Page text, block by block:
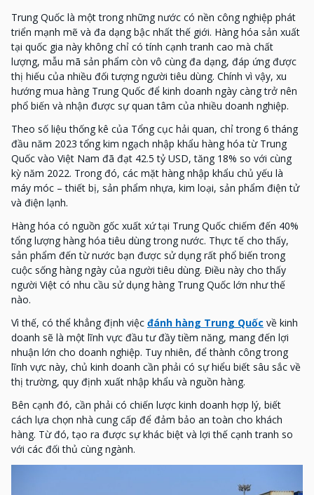
Trung Quốc là một trong những nước có nền công nghiệp phát
triển mạnh mẽ và đa dạng bậc nhất thế giới. Hàng hóa sản xuất
tại quốc gia này không chỉ có tính cạnh tranh cao mà chất
lượng, mẫu mã sản phẩm còn vô cùng đa dạng, đáp ứng được
thị hiếu của nhiều đối tượng người tiêu dùng. Chính vì vậy, xu
hướng mua hàng Trung Quốc để kinh doanh ngày càng trở nên
phổ biến và nhận được sự quan tâm của nhiều doanh nghiệp.
Theo số liệu thống kê của Tổng cục hải quan, chỉ trong 6 tháng
đầu năm 2023 tổng kim ngạch nhập khẩu hàng hóa từ Trung
Quốc vào Việt Nam đã đạt 42.5 tỷ USD, tăng 18% so với cùng
kỳ năm 2022. Trong đó, các mặt hàng nhập khẩu chủ yếu là
máy móc – thiết bị, sản phẩm nhựa, kim loại, sản phẩm điện tử
và điện lạnh.
Hàng hóa có nguồn gốc xuất xứ tại Trung Quốc chiếm đến 40%
tổng lượng hàng hóa tiêu dùng trong nước. Thực tế cho thấy,
sản phẩm đến từ nước bạn được sử dụng rất phổ biến trong
cuộc sống hàng ngày của người tiêu dùng. Điều này cho thấy
người Việt có nhu cầu sử dụng hàng Trung Quốc lớn như thế
nào.
Vì thế, có thể khẳng định việc đánh hàng Trung Quốc về kinh
doanh sẽ là một lĩnh vực đầu tư đầy tiềm năng, mang đến lợi
nhuận lớn cho doanh nghiệp. Tuy nhiên, để thành công trong
lĩnh vực này, chủ kinh doanh cần phải có sự hiểu biết sâu sắc về
thị trường, quy định xuất nhập khẩu và nguồn hàng.
Bên cạnh đó, cần phải có chiến lược kinh doanh hợp lý, biết
cách lựa chọn nhà cung cấp để đảm bảo an toàn cho khách
hàng. Từ đó, tạo ra được sự khác biệt và lợi thế cạnh tranh so
với các đối thủ cùng ngành.